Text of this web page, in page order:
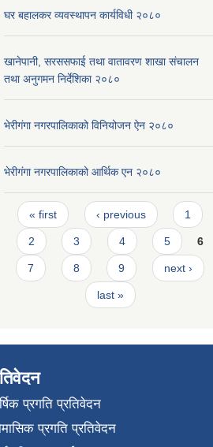
घर बहालकर व्यवस्थापन कार्यविधी २०८०
खानेपानी, सरससफाई तथा वातावरण शाखा संचालन
तथा अनुगमन निर्देशिका २०८०
भेरीगंगा नगरपालिकाको विनियोजन ऐन २०८०
भेरीगंगा नगरपालिकाको आर्थिक एन २०८०
Pages
« first ‹ previous 1
2 3 4 5 6
7 8 9 next ›
last »
प्रगति प्रतिवेदन
प्रगति प्रतिवेदन